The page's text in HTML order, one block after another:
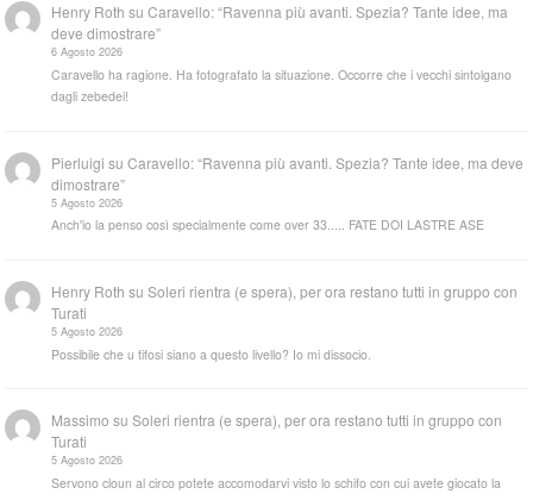
Henry Roth suCaravello: “Ravenna più avanti. Spezia? Tante idee, ma
deve dimostrare”
6 Agosto 2026
Caravello ha ragione. Ha fotografato la situazione. Occorre che i vecchi sintolgano
dagli zebedei!
Pierluigi suCaravello: “Ravenna più avanti. Spezia? Tante idee, ma deve
dimostrare”
5 Agosto 2026
Anch'io la penso così specialmente come over 33..... FATE DOI LASTRE ASE
Henry Roth suSoleri rientra (e spera), per ora restano tutti in gruppo con
Turati
5 Agosto 2026
Possibile che u tifosi siano a questo livello? Io mi dissocio.
Massimo suSoleri rientra (e spera), per ora restano tutti in gruppo con
Turati
5 Agosto 2026
Servono cloun al circo potete accomodarvi visto lo schifo con cui avete giocato la